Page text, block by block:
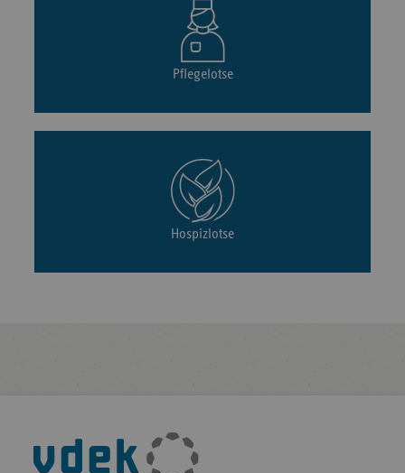
Pflegelotse
Hospizlotse
Fußleisten-
Navigation